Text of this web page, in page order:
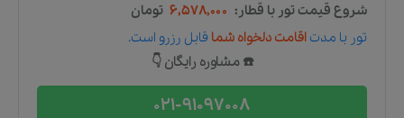
شروع قیمت تور با قطار: ۶,۵۷۸,۰۰۰ تومان
تور با مدت اقامت دلخواه شما قابل رزرو است.
☎️ مشاوره رایگان 👇
021-91097008